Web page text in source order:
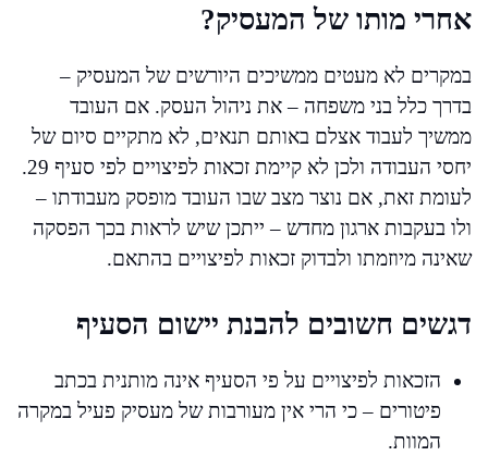
אחרי מותו של המעסיק?
במקרים לא מעטים ממשיכים היורשים של המעסיק –
בדרך כלל בני משפחה – את ניהול העסק. אם העובד
ממשיך לעבוד אצלם באותם תנאים, לא מתקיים סיום של
יחסי העבודה ולכן לא קיימת זכאות לפיצויים לפי סעיף 29.
לעומת זאת, אם נוצר מצב שבו העובד מופסק מעבודתו –
ולו בעקבות ארגון מחדש – ייתכן שיש לראות בכך הפסקה
שאינה מיוזמתו ולבדוק זכאות לפיצויים בהתאם.
דגשים חשובים להבנת יישום הסעיף
הזכאות לפיצויים על פי הסעיף אינה מותנית בכתב
פיטורים – כי הרי אין מעורבות של מעסיק פעיל במקרה
המוות.